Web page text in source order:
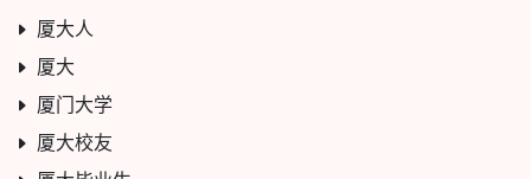
厦大人
厦大
厦门大学
厦大校友